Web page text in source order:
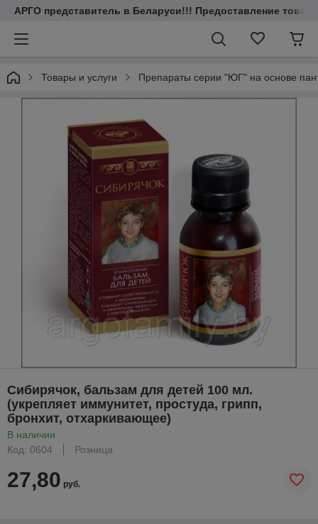
АРГО представитель в Беларуси!!! Предоставление
Товары и услуги Препараты серии "ЮГ" на основе
Сибирячок, бальзам для детей 100 мл.
(укрепляет иммунитет, простуда, грипп,
бронхит, отхаркивающее)
В наличии
Код: 0604
Розница
27,80 руб.